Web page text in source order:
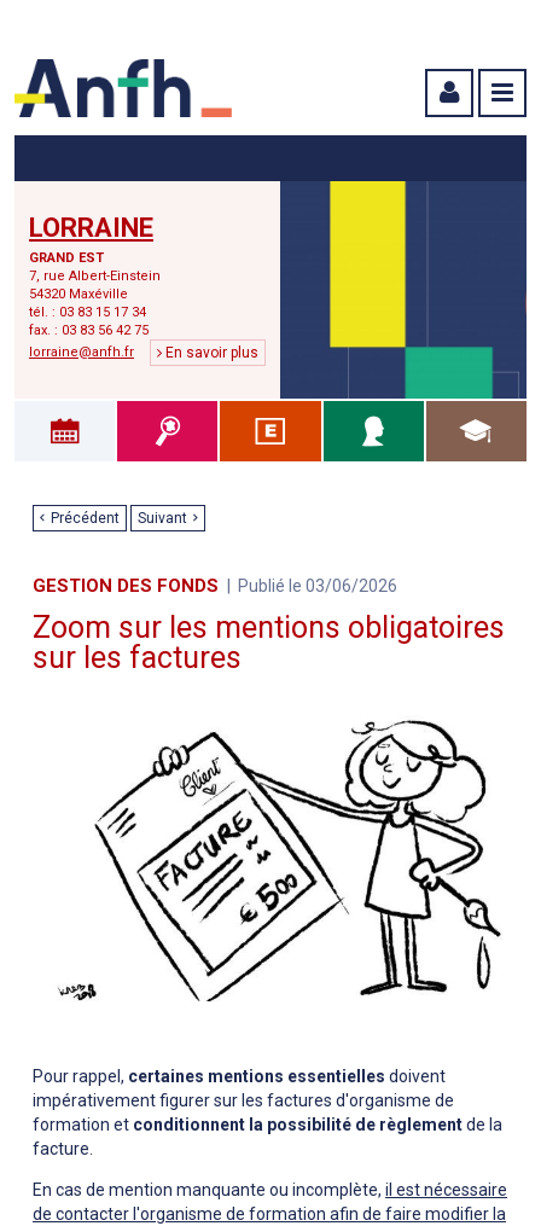
LORRAINE
GRAND EST
7, rue Albert-Einstein
54320 Maxéville
tél. : 03 83 15 17 34
fax. : 03 83 56 42 75
lorraine@anfh.fr
En savoir plus
Précédent Suivant
GESTION DES FONDS Publié le 03/06/2026
Zoom sur les mentions obligatoires
sur les factures
Pour rappel, certaines mentions essentielles doivent
impérativement figurer sur les factures d'organisme de
formation et conditionnent la possibilité de règlementde la
facture.
En cas de mention manquante ou incomplète, il est nécessaire
de contacter l'organisme de formation afin de faire modifier la